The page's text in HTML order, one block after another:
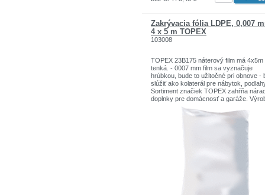
Zakrývacia fólia LDPE, 0,007
4 x 5 m TOPEX
103008
TOPEX 23B175 náterový film má 4x5m
tenká. - 0007 mm film sa vyznačuje
hrúbkou, bude to užitočné pri obnove -
slúžiť ako kolaterál pre nábytok,
Sortiment značiek TOPEX zahŕňa
doplnky pre domácnosť a garáže.
sú pevnej kvality.
Značka TOPEX je jednou z
značiek ručného náradia v Poľsku.